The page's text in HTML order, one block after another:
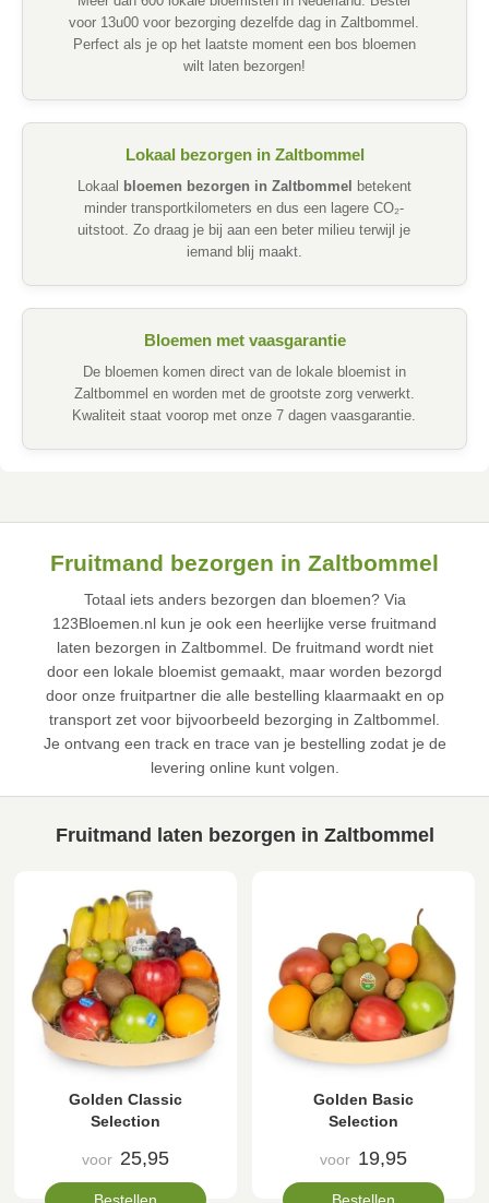
voor 13u00 voor bezorging dezelfde dag in Zaltbommel.
Perfect als je op het laatste moment een bos bloemen
wilt laten bezorgen!
Lokaal bezorgen in Zaltbommel
Lokaal bloemen bezorgen in Zaltbommel
betekent
minder transportkilometers en dus een lagere CO₂-
uitstoot. Zo draag je bij aan een beter milieu terwijl je
iemand blij maakt.
Bloemen met vaasgarantie
De bloemen komen direct van de lokale bloemist in
Zaltbommel en worden met de grootste zorg verwerkt.
Kwaliteit staat voorop met onze 7 dagen vaasgarantie.
Fruitmand bezorgen in Zaltbommel
Totaal iets anders bezorgen dan bloemen? Via
123Bloemen.nl kun je ook een heerlijke verse fruitmand
laten bezorgen in Zaltbommel. De fruitmand wordt niet
door een lokale bloemist gemaakt, maar worden bezorgd
door onze fruitpartner die alle bestelling klaarmaakt en op
transport zet voor bijvoorbeeld bezorging in Zaltbommel.
Je ontvang een track en trace van je bestelling zodat je de
levering online kunt volgen.
Fruitmand laten bezorgen in Zaltbommel
Golden Classic
Selection
voor 25,95
Golden Basic
Selection
voor 19,95